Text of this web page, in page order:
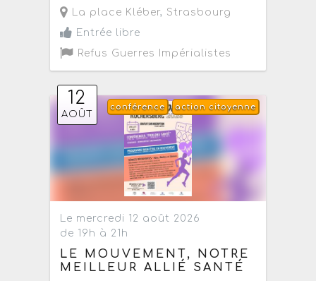
La place Kléber, Strasbourg
Entrée libre
Refus Guerres Impérialistes
12
AOÛT
action citoyenne
conférence
Le mercredi 12 août 2026
de 19h à 21h
LE MOUVEMENT, NOTRE
MEILLEUR ALLIÉ SANTÉ